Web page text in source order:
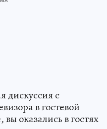
дискуссия с
в гостевой
оказались в гостях